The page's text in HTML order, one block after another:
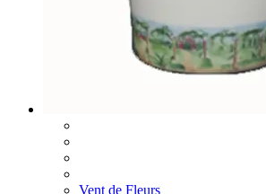
Vent de Fleurs